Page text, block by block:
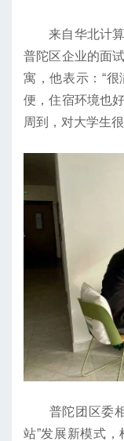
来自华北计算
普陀区企业的面
寓，他表示：“
便，住宿环境也
周到，对大学生
普陀团区委相
站”发展新模式，